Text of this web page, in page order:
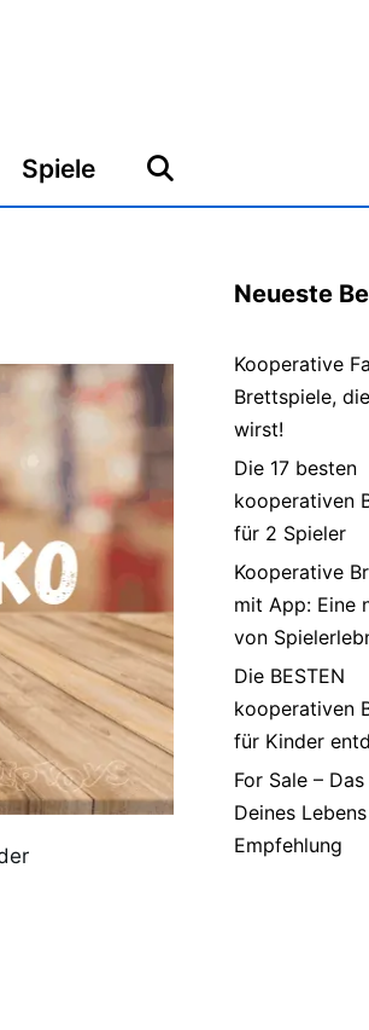
Spiele
Neueste
Kooperative
Brettspiele,
wirst!
Die 17 besten
kooperativen
für 2 Spieler
Kooperative
mit App: Eine
von
Die BESTEN
kooperativen
für Kinder
For Sale –
Deines
Empfehlung